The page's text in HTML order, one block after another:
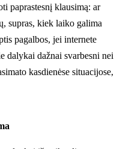
paprastesnį klausimą: ar
supras, kiek laiko galima
pagalbos, jei internete
dalykai dažnai svarbesni nei
kasdienėse situacijose,